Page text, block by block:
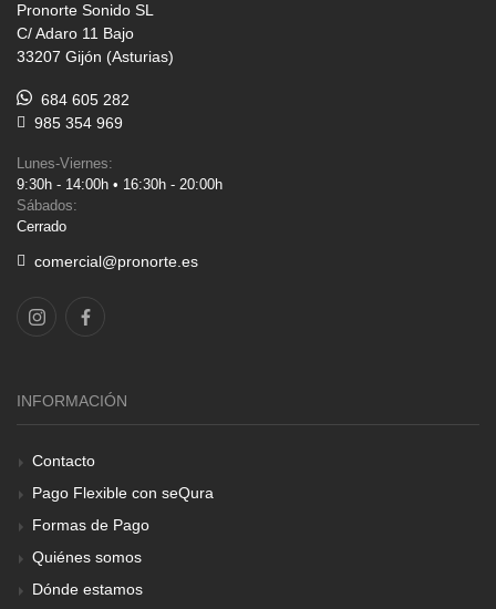
Pronorte Sonido SL
C/ Adaro 11 Bajo
33207 Gijón (Asturias)
684 605 282
985 354 969
Lunes-Viernes:
9:30h - 14:00h • 16:30h - 20:00h
Sábados:
Cerrado
comercial@pronorte.es
INFORMACIÓN
Contacto
Pago Flexible con seQura
Formas de Pago
Quiénes somos
Dónde estamos